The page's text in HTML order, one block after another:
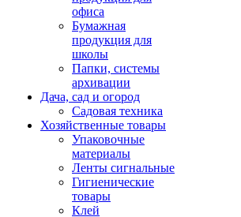
офиса
Бумажная
продукция для
школы
Папки, системы
архивации
Дача, сад и огород
Садовая техника
Хозяйственные товары
Упаковочные
материалы
Ленты сигнальные
Гигиенические
товары
Клей